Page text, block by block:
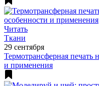
Читать
Ткани
29 сентября
Термотрансферная печать
и применения